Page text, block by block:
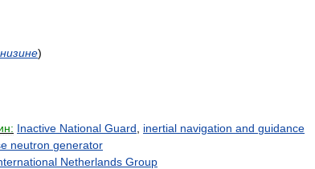
низине)
Inactive National Guard inertial navigation and guidance
neutron generator
Netherlands Group